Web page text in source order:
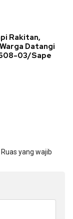
Rakitan,
Datangi
03/Sape
Ruas yang wajib